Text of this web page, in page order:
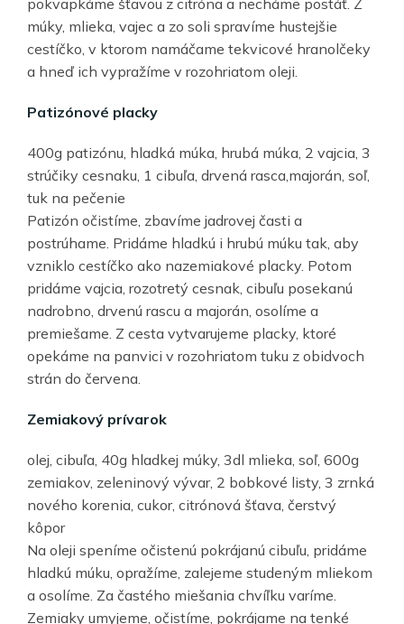
pokvapkáme šťavou z citróna a necháme postáť. Z
múky, mlieka, vajec a zo soli spravíme hustejšie
cestíčko, v ktorom namáčame tekvicové hranolčeky
a hneď ich vypražíme v rozohriatom oleji.
Patizónové placky
400g patizónu, hladká múka, hrubá múka, 2 vajcia, 3
strúčiky cesnaku, 1 cibuľa, drvená rasca,majorán, soľ,
tuk na pečenie
Patizón očistíme, zbavíme jadrovej časti a
postrúhame. Pridáme hladkú i hrubú múku tak, aby
vzniklo cestíčko ako nazemiakové placky. Potom
pridáme vajcia, rozotretý cesnak, cibuľu posekanú
nadrobno, drvenú rascu a majorán, osolíme a
premiešame. Z cesta vytvarujeme placky, ktoré
opekáme na panvici v rozohriatom tuku z obidvoch
strán do červena.
Zemiakový prívarok
olej, cibuľa, 40g hladkej múky, 3dl mlieka, soľ, 600g
zemiakov, zeleninový vývar, 2 bobkové listy, 3 zrnká
nového korenia, cukor, citrónová šťava, čerstvý
kôpor
Na oleji speníme očistenú pokrájanú cibuľu, pridáme
hladkú múku, opražíme, zalejeme studeným mliekom
a osolíme. Za častého miešania chvíľku varíme.
Zemiaky umyjeme, očistíme, pokrájame na tenké